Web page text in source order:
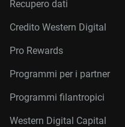
Recupero dati
Credito Western Digital
Pro Rewards
Programmi per i partner
Programmi filantropici
Western Digital Capital